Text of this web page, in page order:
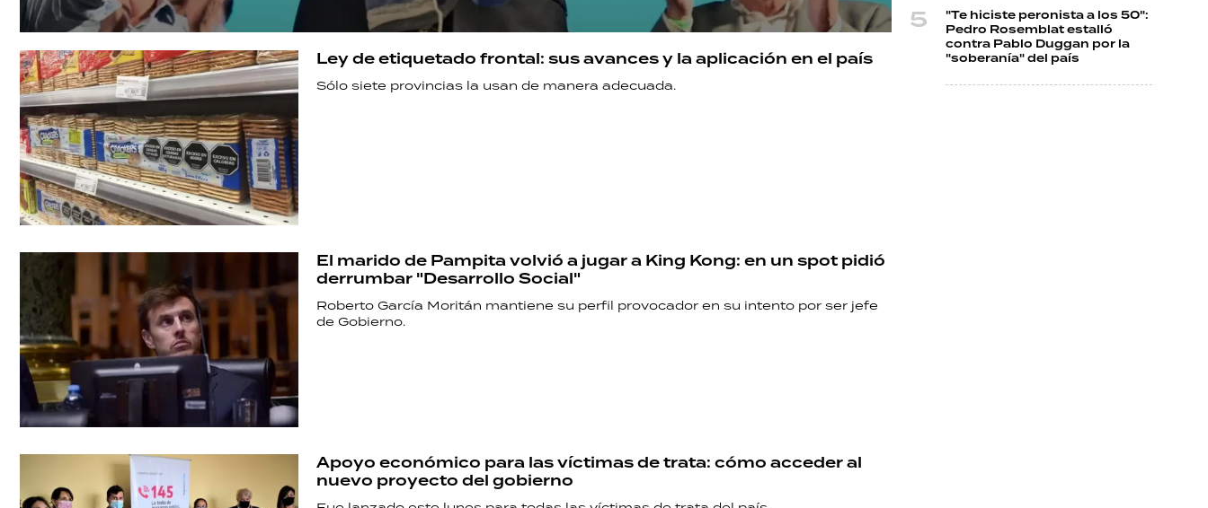
Ley de etiquetado frontal: sus avances y la aplicación en el país
Sólo siete provincias la usan de manera adecuada.
El marido de Pampita volvió a jugar a King Kong: en un spot pidió
derrumbar "Desarrollo Social"
Roberto García Moritán mantiene su perfil provocador en su intento por ser jefe
de Gobierno.
Apoyo económico para las víctimas de trata: cómo acceder al
nuevo proyecto del gobierno
"Te hiciste peronista a los 50":
Pedro Rosemblat estalló
contra Pablo Duggan por la
"soberanía" del país